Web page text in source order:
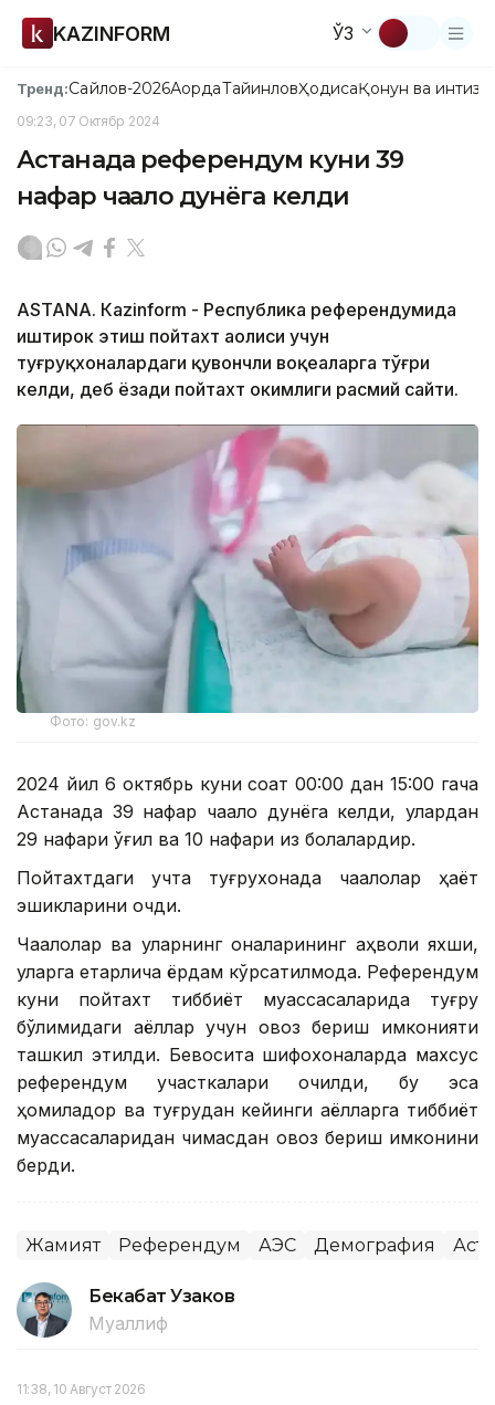
KAZINFORM ЎЗ
Тренд:Сайлов-2026АқордаТайинловҲодисаҚонун ва
09:23, 07 Октябр 2024
Астанада референдум куни 39
нафар чақалоқ дунёга келди
ASTANА. Кazinform - Республика референдумида
иштирок этиш пойтахт аҳолиси учун
туғруқхоналардаги қувончли воқеаларга тўғри
келди, деб ёзади пойтахт ҳокимлиги расмий сайти.
Фото: gov.kz
2024 йил 6 октябрь куни соат 00:00 дан 15:00 гача
Астанада 39 нафар чақалоқ дунёга келди, улардан
29 нафари ўғил ва 10 нафари қиз болалардир.
Пойтахтдаги учта туғруқхонада чақалоқлар ҳаёт
эшикларини очди.
Чақалоқлар ва уларнинг оналарининг аҳволи яхши,
уларга етарлича ёрдам кўрсатилмоқда. Референдум
куни пойтахт тиббиёт муассасаларида туғруқ
бўлимидаги аёллар учун овоз бериш имконияти
ташкил этилди. Бевосита шифохоналарда махсус
референдум участкалари очилди, бу эса
ҳомиладор ва туғруқдан кейинги аёлларга тиббиёт
муассасаларидан чиқмасдан овоз бериш имконини
берди.
Жамият Референдум АЭС Демография
Бекабат Узаков
Муаллиф
11:38, 10 Август 2026